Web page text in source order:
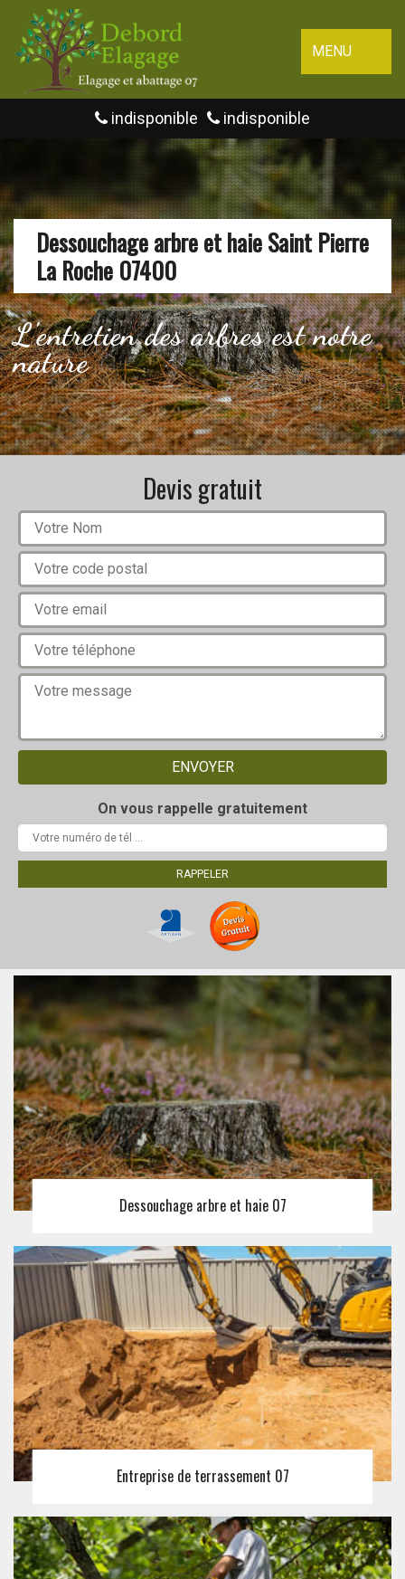
MENU
indisponible indisponible
Dessouchage arbre et haie Saint Pierre
La Roche 07400
L'entretien des arbres est notre
nature
Devis gratuit
On vous rappelle gratuitement
Dessouchage arbre et haie 07
Entreprise de terrassement 07